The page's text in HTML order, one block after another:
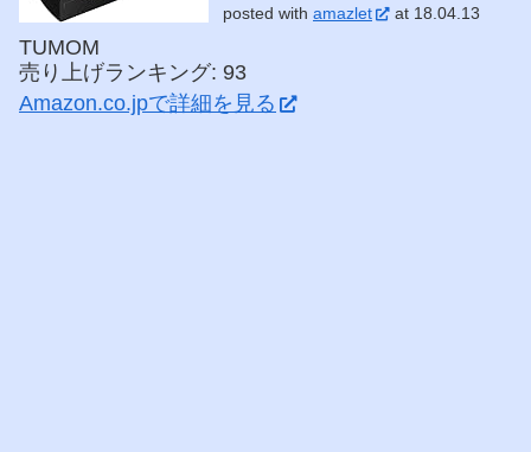
posted with amazlet at 18.04.13
TUMOM
売り上げランキング: 93
Amazon.co.jpで詳細を見る